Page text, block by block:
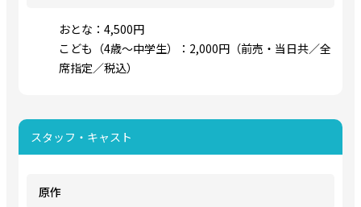
おとな：4,500円
こども（4歳～中学生）：2,000円（前売・当日共／全
席指定／税込）
スタッフ・キャスト
原作